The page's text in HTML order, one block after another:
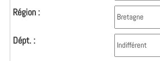
Région :
Dépt. :